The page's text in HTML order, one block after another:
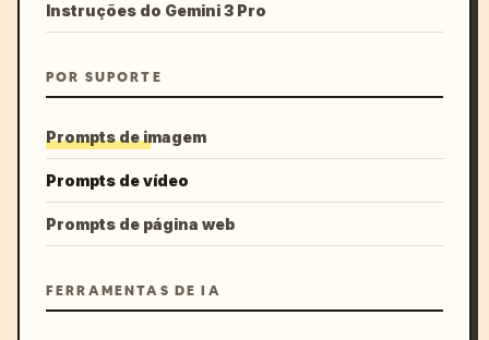
Instruções do Gemini 3 Pro
POR SUPORTE
Prompts de imagem
Prompts de vídeo
Prompts de página web
FERRAMENTAS DE IA